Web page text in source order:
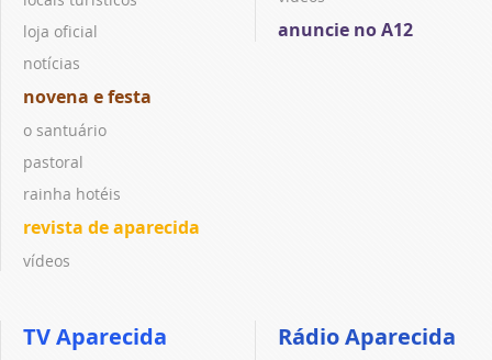
loja oficial
notícias
novena e festa
o santuário
pastoral
rainha hotéis
revista de aparecida
vídeos
anuncie no A12
TV Aparecida Rádio Aparecida